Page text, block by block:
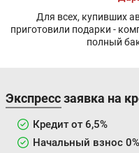
Для всех, купивших
приготовили подарки -
полный
Экспресс заявка на
Кредит от 6,5%
Начальный взнос 0%